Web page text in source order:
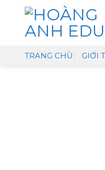
content
TRANG CHỦ GIỚI